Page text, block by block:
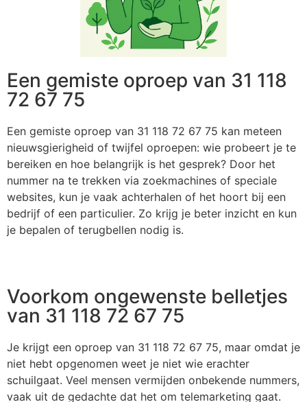
Een gemiste oproep van 31 118
72 67 75
Een gemiste oproep van 31 118 72 67 75 kan meteen
nieuwsgierigheid of twijfel oproepen: wie probeert je te
bereiken en hoe belangrijk is het gesprek? Door het
nummer na te trekken via zoekmachines of speciale
websites, kun je vaak achterhalen of het hoort bij een
bedrijf of een particulier. Zo krijg je beter inzicht en kun
je bepalen of terugbellen nodig is.
Voorkom ongewenste belletjes
van 31 118 72 67 75
Je krijgt een oproep van 31 118 72 67 75, maar omdat je
niet hebt opgenomen weet je niet wie erachter
schuilgaat. Veel mensen vermijden onbekende nummers,
vaak uit de gedachte dat het om telemarketing gaat.